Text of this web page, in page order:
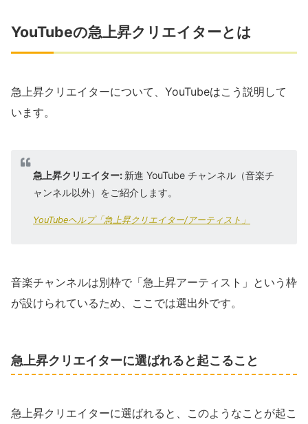
YouTubeの急上昇クリエイターとは
急上昇クリエイターについて、YouTubeはこう説明して
います。
急上昇クリエイター: 新進 YouTube チャンネル（音楽チ
ャンネル以外）をご紹介します。
YouTubeヘルプ「急上昇クリエイター/アーティスト」
音楽チャンネルは別枠で「急上昇アーティスト」という枠
が設けられているため、ここでは選出外です。
急上昇クリエイターに選ばれると起こること
急上昇クリエイターに選ばれると、このようなことが起こ